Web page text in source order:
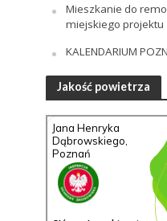
Mieszkanie do
miejskiego projektu
KALENDARIUM
Jakość powietrza